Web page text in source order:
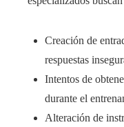
Creación de
respuestas
Intentos de
durante el
Alteración de